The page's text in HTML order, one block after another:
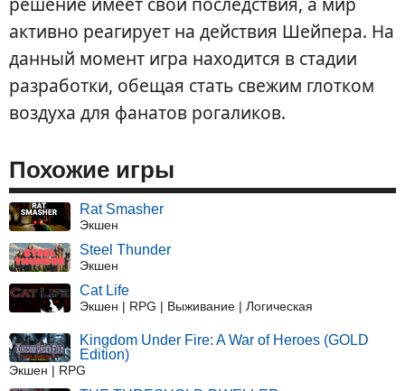
активно реагирует на действия Шейпера. На
данный момент игра находится в стадии
разработки, обещая стать свежим глотком
воздуха для фанатов рогаликов.
Похожие игры
Rat Smasher
Экшен
Steel Thunder
Экшен
Cat Life
Экшен | RPG | Выживание | Логическая
Kingdom Under Fire: A War of Heroes (GOLD
Edition)
Экшен | RPG